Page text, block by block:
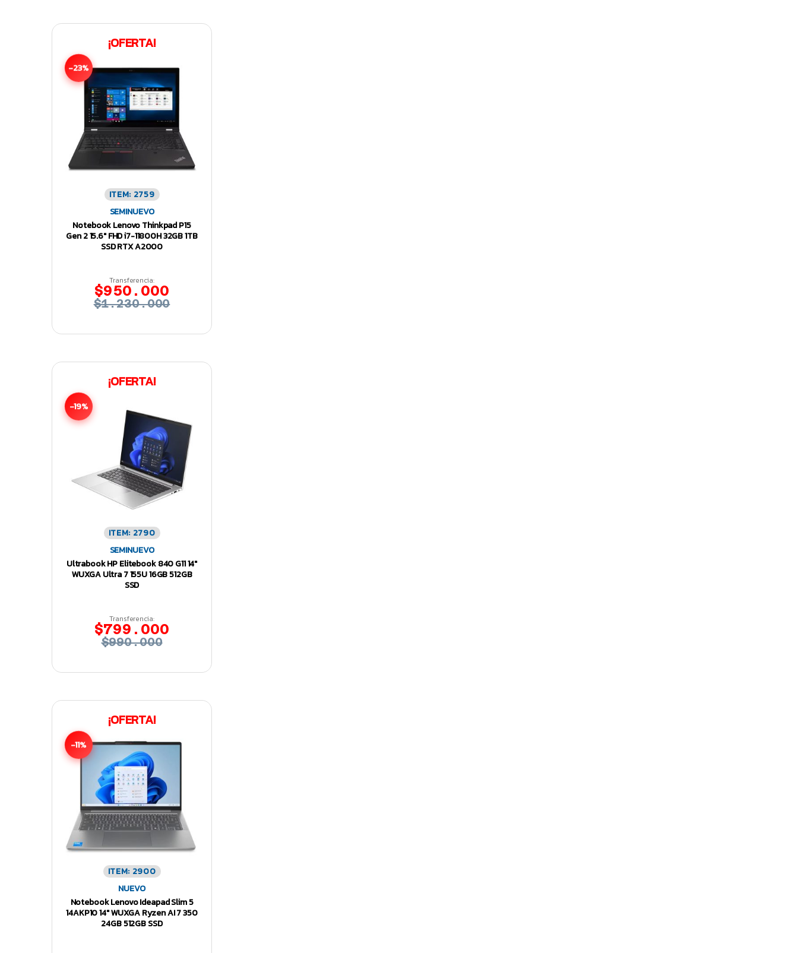
¡OFERTA!
-23%
ITEM: 2759
SEMINUEVO
Notebook Lenovo Thinkpad P15
Gen 2 15.6″ FHD i7-11800H 32GB 1TB
SSD RTX A2000
Transferencia:
$950.000
$1.230.000
¡OFERTA!
-19%
ITEM: 2790
SEMINUEVO
Ultrabook HP Elitebook 840 G11 14″
WUXGA Ultra 7 155U 16GB 512GB
SSD
Transferencia:
$799.000
$990.000
¡OFERTA!
-11%
ITEM: 2900
NUEVO
Notebook Lenovo Ideapad Slim 5
14AKP10 14″ WUXGA Ryzen AI 7 350
24GB 512GB SSD